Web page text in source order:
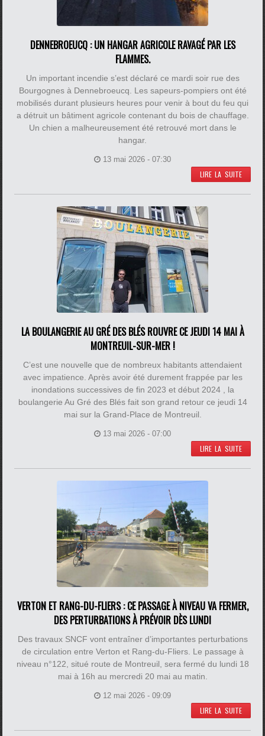
DENNEBROEUCQ : UN HANGAR AGRICOLE RAVAGÉ PAR LES
FLAMMES.
Un important incendie s’est déclaré ce mardi soir rue des
Bourgognes à Dennebroeucq. Les sapeurs-pompiers ont été
mobilisés durant plusieurs heures pour venir à bout du feu qui
a détruit un bâtiment agricole contenant du bois de chauffage.
Un chien a malheureusement été retrouvé mort dans le
hangar.
13 mai 2026 - 07:30
LIRE LA SUITE
LA BOULANGERIE AU GRÉ DES BLÉS ROUVRE CE JEUDI 14 MAI À
MONTREUIL-SUR-MER !
C’est une nouvelle que de nombreux habitants attendaient
avec impatience. Après avoir été durement frappée par les
inondations successives de fin 2023 et début 2024 , la
boulangerie Au Gré des Blés fait son grand retour ce jeudi 14
mai sur la Grand-Place de Montreuil.
13 mai 2026 - 07:00
LIRE LA SUITE
VERTON ET RANG-DU-FLIERS : CE PASSAGE À NIVEAU VA FERMER,
DES PERTURBATIONS À PRÉVOIR DÈS LUNDI
Des travaux SNCF vont entraîner d’importantes perturbations
de circulation entre Verton et Rang-du-Fliers. Le passage à
niveau n°122, situé route de Montreuil, sera fermé du lundi 18
mai à 16h au mercredi 20 mai au matin.
12 mai 2026 - 09:09
LIRE LA SUITE